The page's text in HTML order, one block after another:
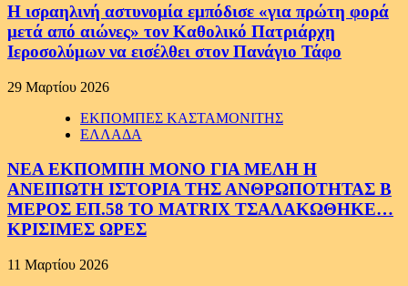
Η ισραηλινή αστυνομία εμπόδισε «για πρώτη φορά
μετά από αιώνες» τον Καθολικό Πατριάρχη
Ιεροσολύμων να εισέλθει στον Πανάγιο Τάφο
29 Μαρτίου 2026
ΕΚΠΟΜΠΕΣ ΚΑΣΤΑΜΟΝΙΤΗΣ
ΕΛΛΑΔΑ
ΝΕΑ ΕΚΠΟΜΠΗ ΜΟΝΟ ΓΙΑ ΜΕΛΗ Η
ΑΝΕΙΠΩΤΗ ΙΣΤΟΡΙΑ ΤΗΣ ΑΝΘΡΩΠΟΤΗΤΑΣ Β
ΜΕΡΟΣ ΕΠ.58 ΤΟ MATRIX ΤΣΑΛΑΚΩΘΗΚΕ…
ΚΡΙΣΙΜΕΣ ΩΡΕΣ
11 Μαρτίου 2026